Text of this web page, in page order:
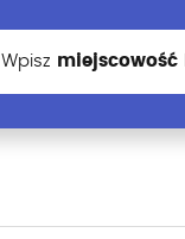
Wpisz miejscowość
szkoły